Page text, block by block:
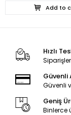
Add to
Hızlı
Güvenli
Güvenli
Geniş
Binlerce